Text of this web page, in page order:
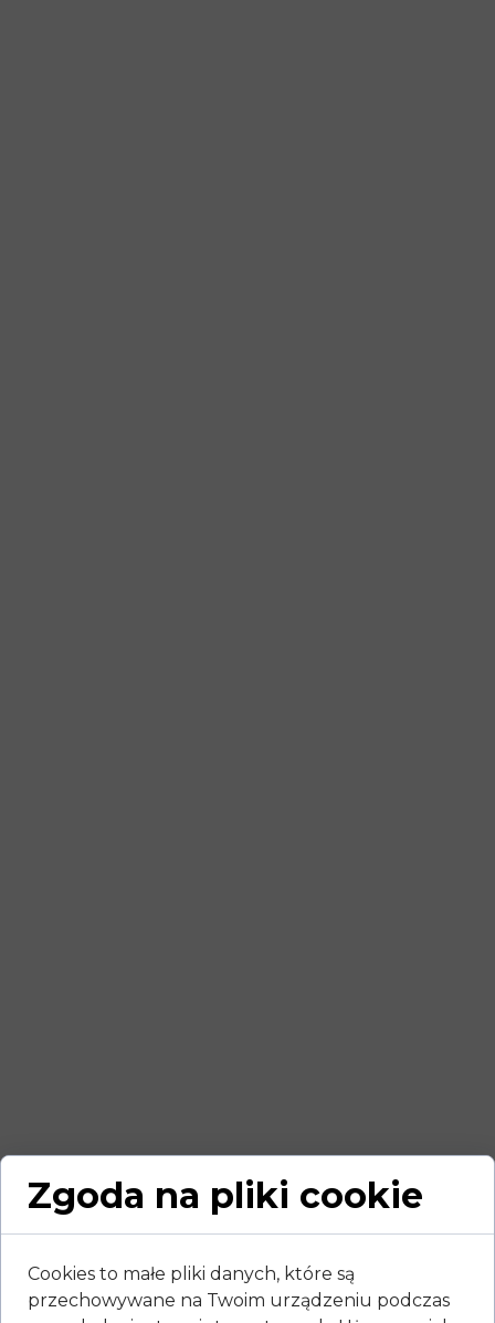
Zgoda na pliki cookie
Cookies to małe pliki danych, które są
przechowywane na Twoim urządzeniu podczas